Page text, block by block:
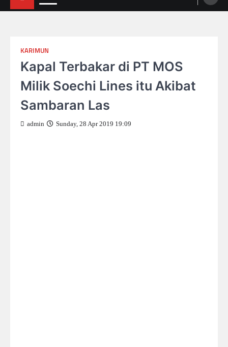
KARIMUN
Kapal Terbakar di PT MOS
Milik Soechi Lines itu Akibat
Sambaran Las
admin Sunday, 28 Apr 2019 19:09